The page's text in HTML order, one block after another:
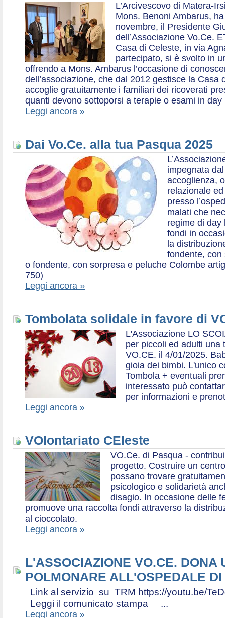
L’Arcivescovo di Matera-
Mons. Benoni Ambarus,
novembre, il Presidente
dell’Associazione Vo.Ce.
Casa di Celeste, in via
partecipato, si è svolto in
offrendo a Mons. Ambarus l’occasione di
dell’associazione, che dal 2012 gestisce la Casa
accoglie gratuitamente i familiari dei ricoverati
quanti devono sottoporsi a terapie o esami in day
Leggi ancora »
Dai Vo.Ce. alla tua Pasqua 2025
impegnata
accoglienza,
relazionale
presso
malati che
regime di day
fondi in
la
fondente, con
o fondente, con sorpresa e peluche Colombe
750)
Leggi ancora »
Tombolata solidale in favore di
L'Associazione LO
per piccoli ed adulti una
VO.CE. il 4/01/2025.
gioia dei bimbi. L'unico
Tombola + eventuali
interessato può
per informazioni e
Leggi ancora »
VOlontariato CEleste
VO.Ce. di Pasqua -
progetto. Costruire un
possano trovare
psicologico e solidarietà
disagio. In occasione delle
promuove una raccolta fondi attraverso la
al cioccolato.
Leggi ancora »
L'ASSOCIAZIONE VO.CE. DONA
POLMONARE ALL'OSPEDALE
Link al servizio su TRM https://youtu.be/
Leggi il comunicato stampa ...
Leggi ancora »